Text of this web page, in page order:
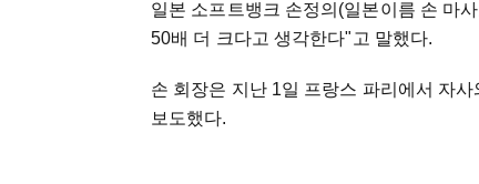
일본 소프트뱅크 손정의(일본이름 손 마
50배 더 크다고 생각한다"고 말했다.
손 회장은 지난 1일 프랑스 파리에서 자
보도했다.